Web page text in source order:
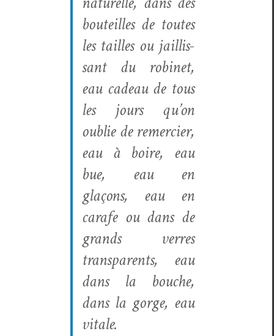
bouteilles de toutes
les tailles ou jail­lis­
sant du robi­net,
eau cadeau de tous
les jours qu’on
oublie de remerci­er,
eau à boire, eau
bue, eau en
glaçons, eau en
carafe ou dans de
grands ver­res
trans­par­ents, eau
dans la bouche,
dans la gorge, eau
vitale.